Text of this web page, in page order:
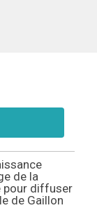
de la
pour diffuser
de Gaillon